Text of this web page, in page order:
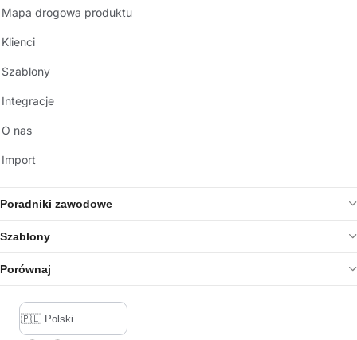
Mapa drogowa produktu
Klienci
Szablony
Integracje
O nas
Import
Poradniki zawodowe
Szablony
Porównaj